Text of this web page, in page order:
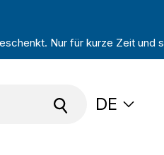
Nur für kurze Zeit und
DE